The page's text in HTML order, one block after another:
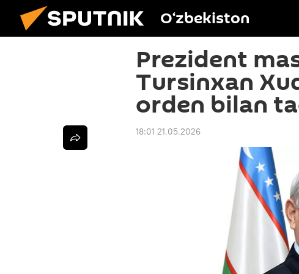
O‘zbekiston
Prezident
Tursinxan
orden bilan
18:01 21.05.2026